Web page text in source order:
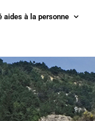
aides à la personne